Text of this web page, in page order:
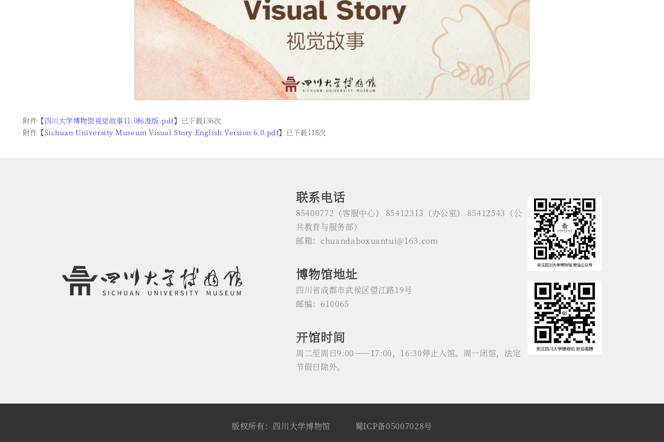
附件【四川大学博物馆视觉故事11.0标准版.pdf】已下载136次
附件【Sichuan University Museum Visual Story English Version 6.0.pdf】已下载118次
联系电话
85400772（客服中心） 85412313（办公室） 85412543（公
共教育与服务部）
邮箱：chuandaboxuantui@163.com
博物馆地址
四川省成都市武侯区望江路19号
邮编：610065
开馆时间
周二至周日9:00——17:00，16:30停止入馆。周一闭馆，法定
节假日除外。
版权所有：四川大学博物馆 蜀ICP备05007028号